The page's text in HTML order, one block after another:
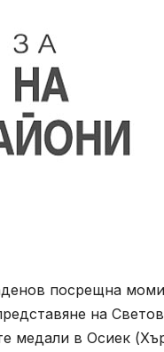
посрещна
на
медали в Осиек